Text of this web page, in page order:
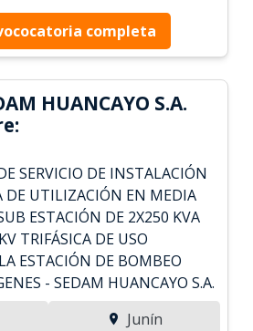
completa
HUANCAYO S.A.
SERVICIO DE INSTALACIÓN
DE UTILIZACIÓN EN MEDIA
ESTACIÓN DE 2X250 KVA
TRIFÁSICA DE USO
ESTACIÓN DE BOMBEO
- SEDAM HUANCAYO S.A.
Junín